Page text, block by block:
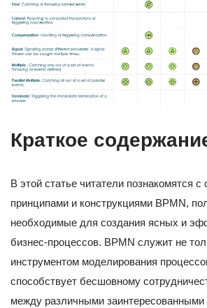
Краткое
В этой статье читатели познакомятся
принципами и конструкциями BPMN,
необходимые для создания ясных и
бизнес-процессов. BPMN служит не
инструментом моделирования
способствует бесшовному
между различными заинтересованными